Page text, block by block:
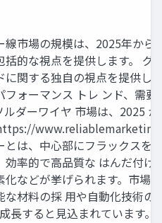
線市場の規模は、2025年か
括的な視点を提供します。
に関する独自の視点を提供し
フォーマンス トレ ンド、需
ルダーワイヤ 市場は、2025
とは、中心部にフラックスを
効率的で高品質な はんだ付
化などが挙げられます。市場
な材料の採 用や自動化技術
長すると見込まれています。